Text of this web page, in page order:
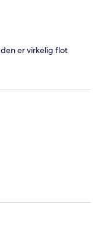
er virkelig flot